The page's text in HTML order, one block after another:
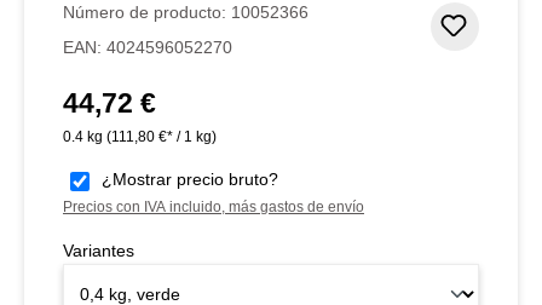
Número de producto: 10052366
EAN: 4024596052270
Precio normal:
44,72 €
0.4 kg (111,80 €* / 1 kg)
¿Mostrar precio bruto?
Precios con IVA incluido, más gastos de envío
Variantes